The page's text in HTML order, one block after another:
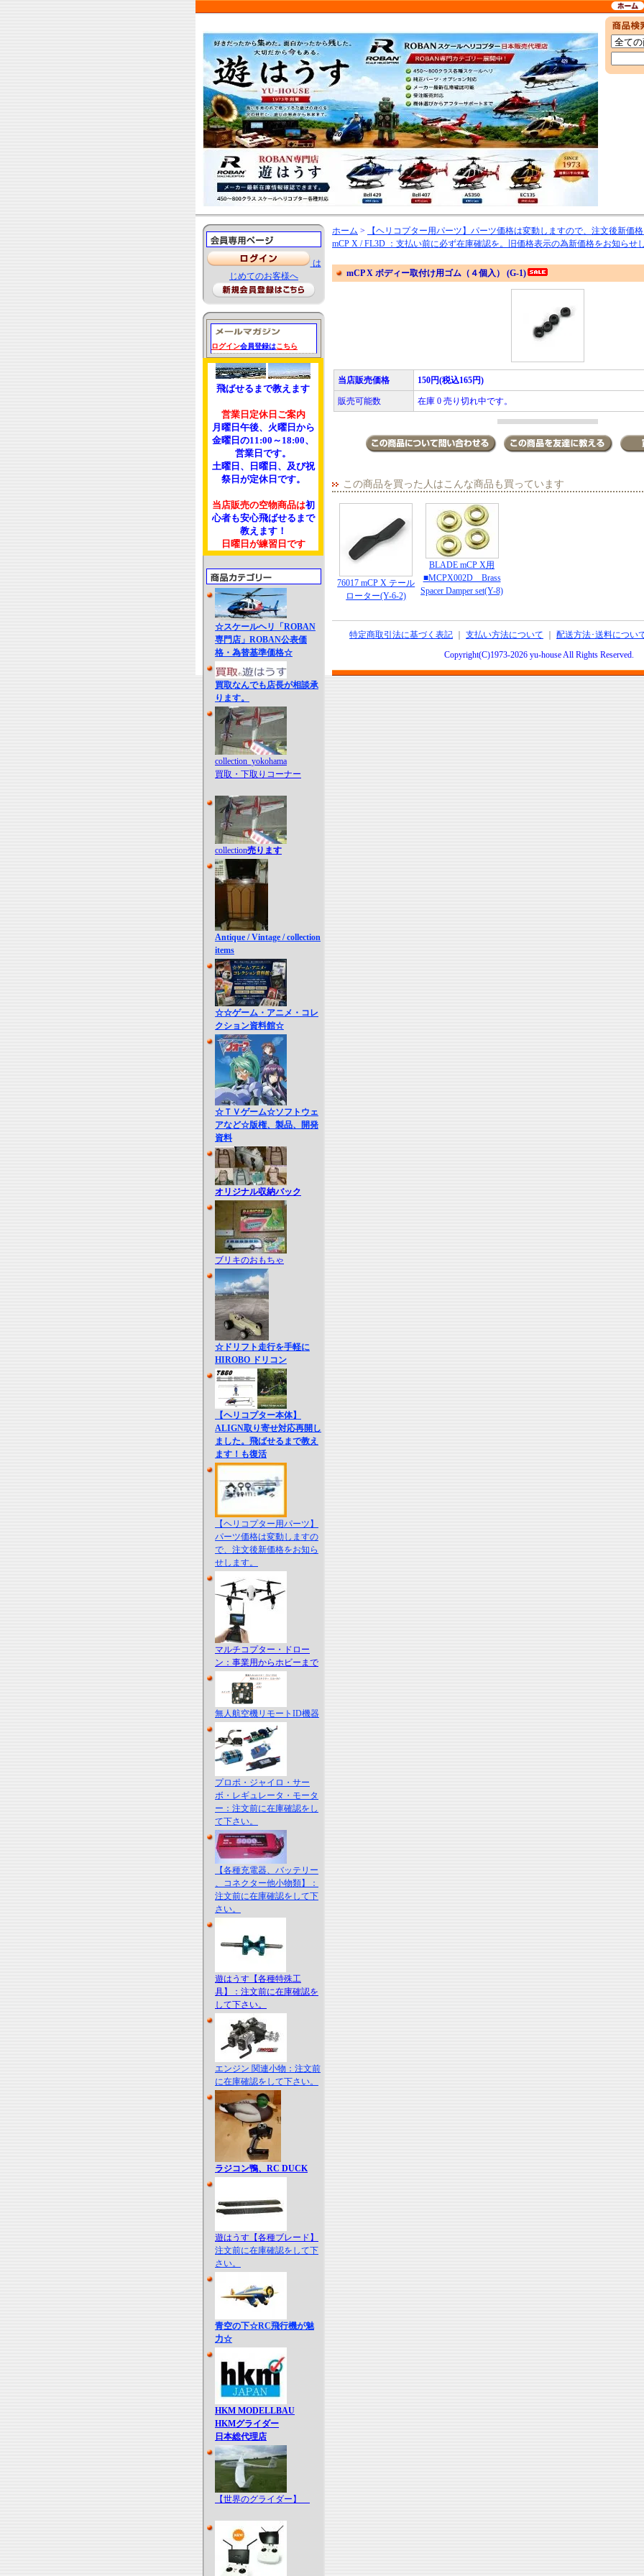
は
じめてのお客様へ
ログイン会員登録はこちら
飛ばせるまで教えます
営業日定休日ご案内
月曜日午後、火曜日から
金曜日の11:00～18:00、
営業日です。
土曜日、日曜日、及び祝
祭日が定休日です。
当店販売の空物商品は初
心者も安心飛ばせるまで
教えます！
日曜日が練習日です
☆スケールヘリ「ROBAN
専門店」ROBAN公表価
格・為替基準価格☆
買取なんでも店長が相談承
ります。
collection_yokohama
買取・下取りコーナー
collection売ります
Antique / Vintage / collection
items
☆☆ゲーム・アニメ・コレ
クション資料館☆
☆ＴＶゲーム☆ソフトウェ
アなど☆版権、製品、開発
資料
オリジナル収納バック
ブリキのおもちゃ
☆ドリフト走行を手軽に
HIROBO ドリコン
【ヘリコプター本体】
ALIGN取り寄せ対応再開し
ました。飛ばせるまで教え
ます！も復活
【ヘリコプター用パーツ】
パーツ価格は変動しますの
で、注文後新価格をお知ら
せします。
マルチコプター・ドロー
ン：事業用からホビーまで
無人航空機リモートID機器
プロポ・ジャイロ・サー
ボ・レギュレータ・モータ
ー：注文前に在庫確認をし
て下さい。
【各種充電器、バッテリー
、コネクター他小物類】：
注文前に在庫確認をして下
さい。
遊はうす【各種特殊工
具】：注文前に在庫確認を
して下さい。
エンジン 関連小物：注文前
に在庫確認をして下さい。
ラジコン鴨、RC DUCK
遊はうす【各種ブレード】
注文前に在庫確認をして下
さい。
青空の下☆RC飛行機が魅
力☆
HKM MODELLBAU
HKMグライダー
日本総代理店
【世界のグライダー】
ホーム >
【ヘリコプター用パーツ】パーツ価格は変動しますので、注文後新価
mCP X / FL3D ：支払い前に必ず在庫確認を。旧価格表示の為新価格をお知らせ
mCP X ボディー取付け用ゴム（４個入） (G-1)
当店販売価格 150円(税込165円)
販売可能数 在庫 0 売り切れ中です。
この商品を買った人はこんな商品も買っています
76017 mCP X テール
ローター(Y-6-2)
BLADE mCP X用
■MCPX002D Brass
Spacer Damper set(Y-8)
特定商取引法に基づく表記 支払い方法について
配送方法･送料につい
Copyright(C)1973-2026 yu-house All Rights